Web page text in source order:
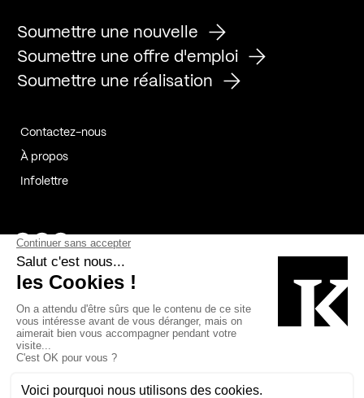
Soumettre une nouvelle
Soumettre une offre d'emploi
Soumettre une réalisation
Contactez-nous
À propos
Infolettre
Page Facebook de Kollectif
Page Instagram de Kollectif
Page Linkedin de Kollectif
Bâtiment-Durable-Québec-1
Esquisses-1